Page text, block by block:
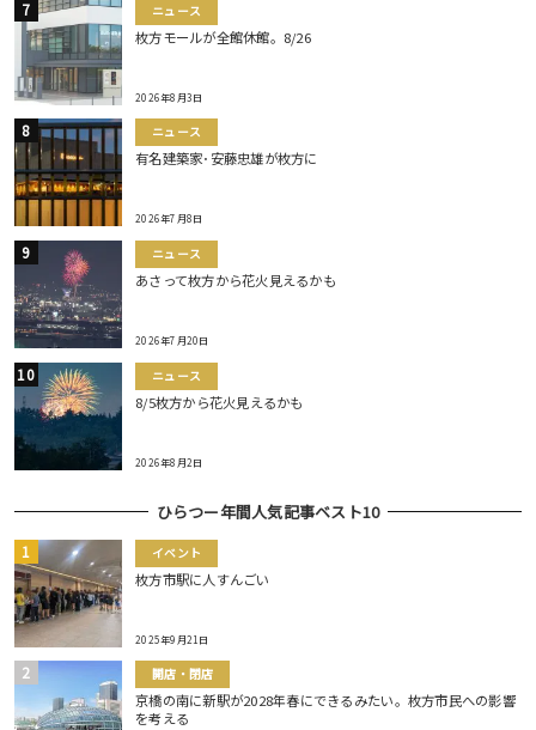
ニュース
枚方モールが全館休館。8/26
2026年8月3日
ニュース
有名建築家･安藤忠雄が枚方に
2026年7月8日
ニュース
あさって枚方から花火見えるかも
2026年7月20日
ニュース
8/5枚方から花火見えるかも
2026年8月2日
ひらつー年間人気記事ベスト10
イベント
枚方市駅に人すんごい
2025年9月21日
開店・閉店
京橋の南に新駅が2028年春にできるみたい。枚方市民への影響
を考える